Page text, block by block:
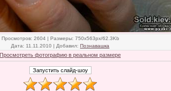
Просмотров: 2604 | Размеры: 750x563px/62.3Kb
Дата: 11.11.2010 | Добавил: Познавашка
Просмотреть фотографию в реальном размере